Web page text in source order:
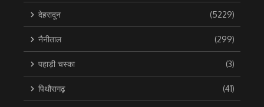
देहरादून (5229)
नैनीताल (299)
पहाड़ी चस्का (3)
पिथौरागढ़ (41)